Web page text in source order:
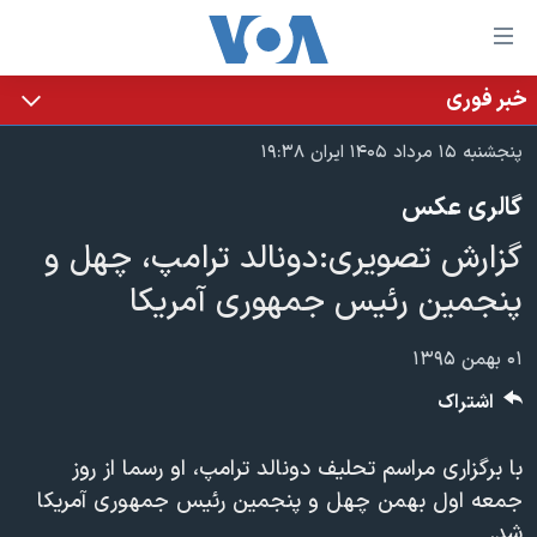
لینکهای
قابل
دسترسی
جهش
محتوای
اصلی
جهش
به
اصلی
جهش
جستجو
خانه
نسخه سبک وب‌سایت
موضوع ها
ایران
آمریکا
ویژه برنامه‌ها
ویدیوها
برنامه های تلویزیونی
جدول برنامه ها
صفحه‌های ویژه
۲۵۰سالگی آمریکا
بایگانی برنامه‌های تلویزیونی
فرکانس‌های صدای آمریکا
یادگیری زبان انگلیسی
خبر فوری
پنجشنبه ۱۵ مرداد ۱۴۰۵ ایران ۱۹:۳۸
گالری عکس
گزارش تصویری:‌دونالد ترامپ، چهل و
پنجمین رئیس جمهوری آمریکا
۰۱ بهمن ۱۳۹۵
با برگزاری مراسم تحلیف دونالد ترامپ، او رسما از روز
جمعه اول بهمن چهل و پنجمین رئیس جمهوری آمریکا
اشتراک